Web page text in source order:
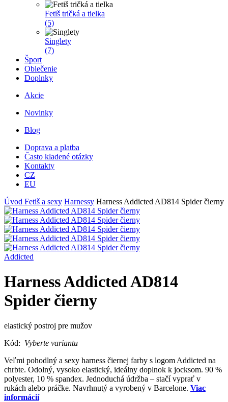
Fetiš tričká a tielka
(5)
Singlety
(7)
Šport
Oblečenie
Doplnky
Akcie
Novinky
Blog
Doprava a platba
Často kladené otázky
Kontakty
CZ
EU
Úvod Fetiš a sexy Harnessy Harness Addicted AD814 Spider čierny
Addicted
Harness Addicted AD814
Spider čierny
elastický postroj pre mužov
Kód: Vyberte variantu
Veľmi pohodlný a sexy harness čiernej farby s logom Addicted na
chrbte. Odolný, vysoko elastický, ideálny doplnok k jocksom. 90 %
polyester, 10 % spandex. Jednoduchá údržba – stačí vyprať v
rukách alebo práčke. Navrhnutý a vyrobený v Barcelone. Viac
informácií